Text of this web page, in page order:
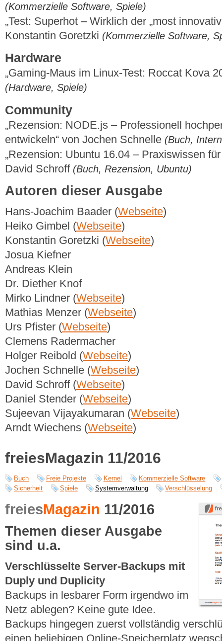
(Kommerzielle Software, Spiele)
„Test: Superhot – Wirklich der „most
Konstantin Goretzki (Kommerzielle Software,
Hardware
„Gaming-Maus im Linux-Test: Roccat Kova
(Hardware, Spiele)
Community
„Rezension: NODE.js – Professionell
entwickeln“ von Jochen Schnelle (Buch,
„Rezension: Ubuntu 16.04 – Praxiswissen
David Schroff (Buch, Rezension, Ubuntu)
Autoren dieser Ausgabe
Hans-Joachim Baader (Webseite)
Heiko Gimbel (Webseite)
Konstantin Goretzki (Webseite)
Josua Kiefner
Andreas Klein
Dr. Diether Knof
Mirko Lindner (Webseite)
Mathias Menzer (Webseite)
Urs Pfister (Webseite)
Clemens Radermacher
Holger Reibold (Webseite)
Jochen Schnelle (Webseite)
David Schroff (Webseite)
Daniel Stender (Webseite)
Sujeevan Vijayakumaran (Webseite)
Arndt Wiechens (Webseite)
freiesMagazin 11/2016
Buch Freie Projekte Kernel
Kommerzielle Software
Sicherheit
Spiele Systemverwaltung Verschlüsselung
freiesMagazin 11/2016
Themen dieser Ausgabe
sind u.a.
Verschlüsselte Server-Backups mit
Duply und Duplicity
Backups in lesbarer Form irgendwo im
Netz ablegen? Keine gute Idee.
Backups hingegen zuerst vollständig
einen beliebigen Online-Speicherplatz